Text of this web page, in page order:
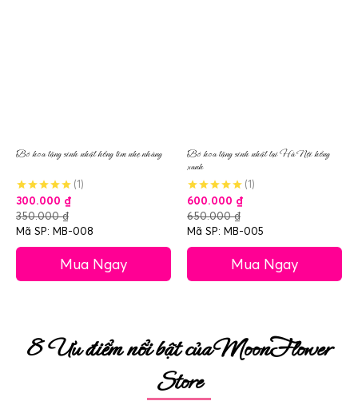
Bó hoa tặng sinh nhật hồng tím nhẹ nhàng
(1)
300.000 ₫
350.000₫
Mã SP: MB-008
Mua Ngay
Bó hoa tặng sinh nhật tại Hà Nội hồng
xanh
(1)
600.000 ₫
650.000₫
Mã SP: MB-005
Mua Ngay
8 Ưu điểm nổi bật của MoonFlower
Store